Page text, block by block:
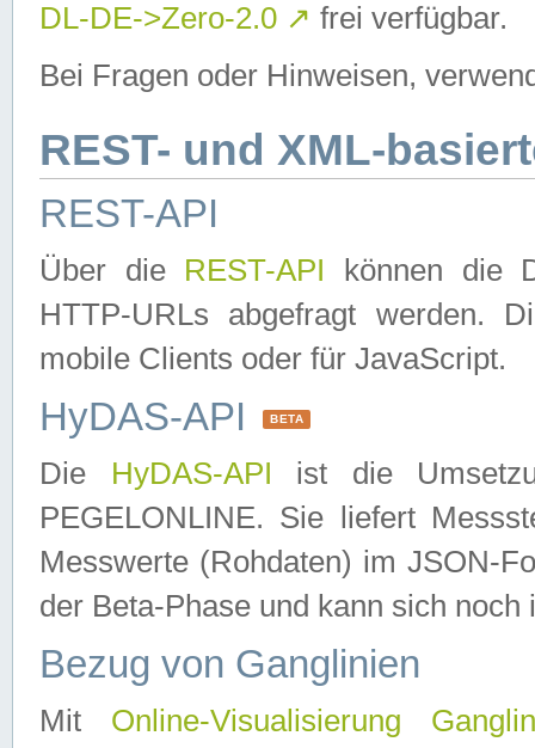
DL-DE->Zero-2.0 ↗ frei verfügbar.
Bei Fragen oder Hinweisen,
REST- und XML-
REST-API
Über die REST-API können die
HTTP-URLs abgefragt werden.
mobile Clients oder für JavaScript.
HyDAS-API BETA
Die HyDAS-API ist die
PEGELONLINE. Sie liefert
Messwerte (Rohdaten) im JSON-
der Beta-Phase und kann sich noch
Bezug von Ganglinien
Mit Online-Visualisierung